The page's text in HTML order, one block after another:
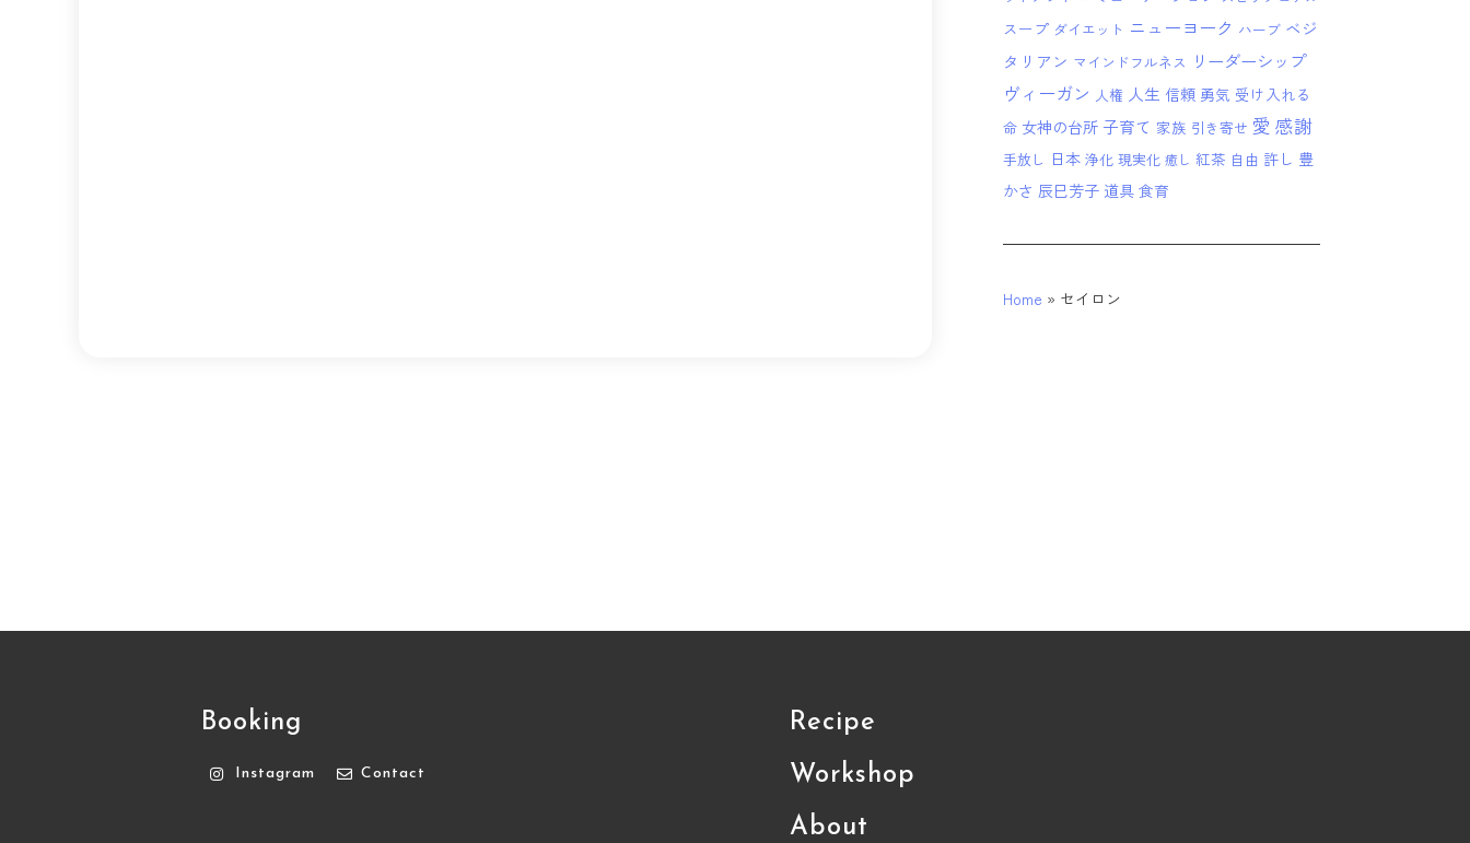
スープ ダイエット ニューヨーク ハーブ ベジ
タリアン マインドフルネス リーダーシップ
ヴィーガン 人権 人生 信頼 勇気 受け入れる
命 女神の台所 子育て 家族 引き寄せ 愛 感謝
手放し 日本 浄化 現実化 癒し 紅茶 自由 許し 豊
かさ 辰巳芳子 道具 食育
Home » セイロン
Booking
Instagram Contact
Recipe
Workshop
About